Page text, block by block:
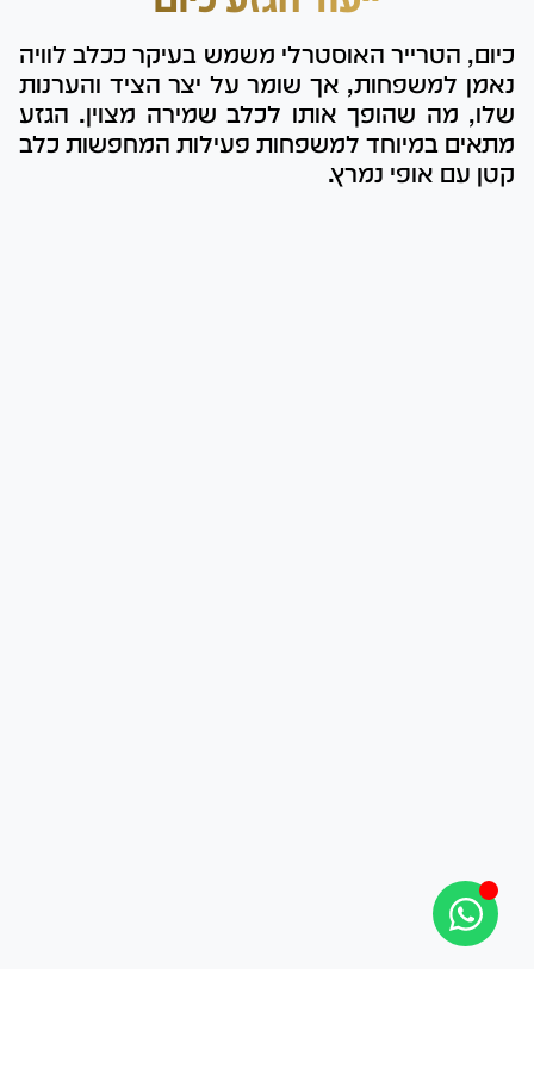
כיום, הטרייר האוסטרלי משמש בעיקר ככלב לוויה
נאמן למשפחות, אך שומר על יצר הציד והערנות
שלו, מה שהופך אותו לכלב שמירה מצוין. הגזע
מתאים במיוחד למשפחות פעילות המחפשות כלב
קטן עם אופי נמרץ.